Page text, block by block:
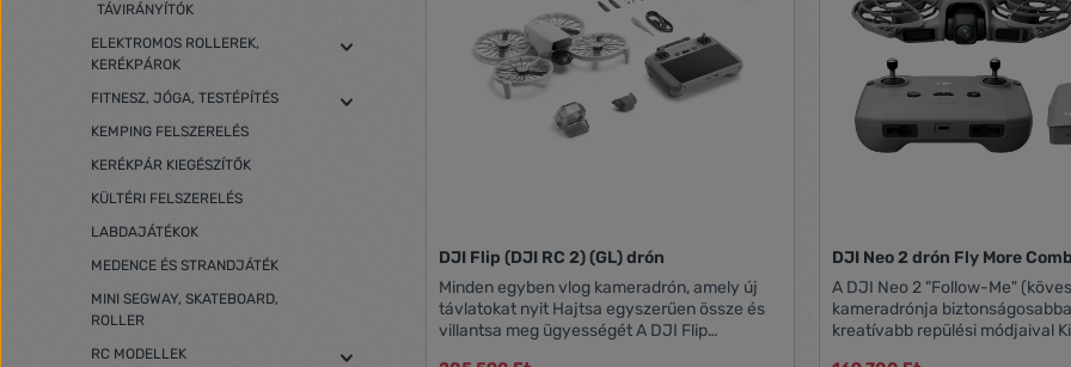
TÁVIRÁNYÍTÓK
ELEKTROMOS ROLLEREK,
KERÉKPÁROK
FITNESZ, JÓGA, TESTÉPÍTÉS
KEMPING FELSZERELÉS
KERÉKPÁR KIEGÉSZÍTŐK
KÜLTÉRI FELSZERELÉS
LABDAJÁTÉKOK
MEDENCE ÉS STRANDJÁTÉK
MINI SEGWAY, SKATEBOARD,
ROLLER
RC MODELLEK
4 db propeller lapát (fekete/narancs) 4 db
propeller védőkeret Magyar nyelvű
kézikönyv Termék gyártói oldala Termék
angol nyelvű adatlapja
DJI Flip (DJI RC 2) (GL) drón
Minden egyben vlog kameradrón, amely új
távlatokat nyit Hajtsa egyszerűen össze és
villantsa meg ügyességét A DJI Flip
DJI Neo 2 drón Fly More
A DJI Neo 2 "Follow-Me"
kameradrónja
kreatívabb repülési módjaival Kiváló drón